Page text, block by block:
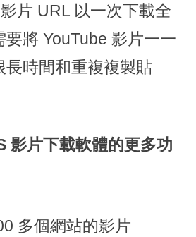
片 URL 以一次下載全
將 YouTube 影片一一
長時間和重複複製貼
影片下載軟體的更多功
多個網站的影片